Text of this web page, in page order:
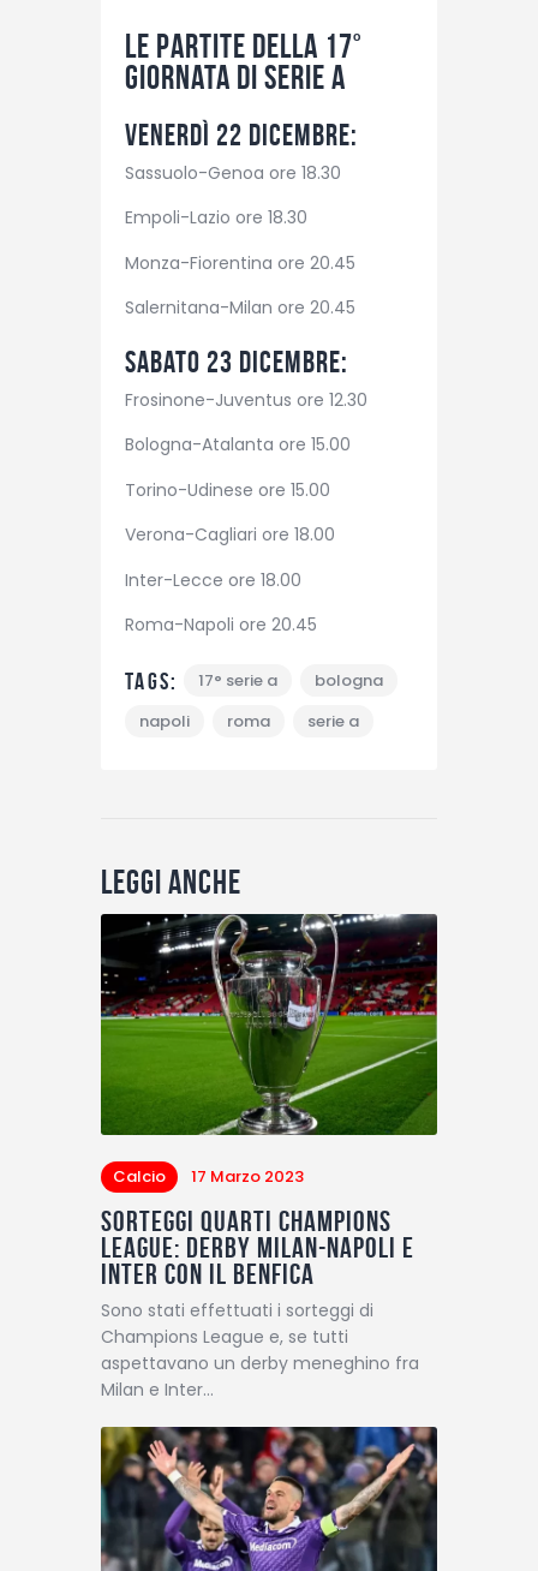
Le partite della 17°
giornata di Serie A
Venerdì 22 dicembre:
Sassuolo-Genoa ore 18.30
Empoli-Lazio ore 18.30
Monza-Fiorentina ore 20.45
Salernitana-Milan ore 20.45
Sabato 23 dicembre:
Frosinone-Juventus ore 12.30
Bologna-Atalanta ore 15.00
Torino-Udinese ore 15.00
Verona-Cagliari ore 18.00
Inter-Lecce ore 18.00
Roma-Napoli ore 20.45
Tags: 17° serie a
bologna
napoli
roma serie a
Leggi anche
Calcio 17 Marzo 2023
Sorteggi quarti Champions
League: derby Milan-Napoli e
Inter con il Benfica
Sono stati effettuati i sorteggi di
Champions League e, se tutti
aspettavano un derby meneghino fra
Milan e Inter…